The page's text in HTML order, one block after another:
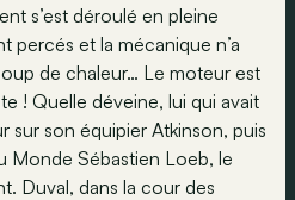
s’est déroulé en pleine
percés et la mécanique n’a
de chaleur… Le moteur est
! Quelle déveine, lui qui avait
sur son équipier Atkinson, puis
Monde Sébastien Loeb, le
Duval, dans la cour des